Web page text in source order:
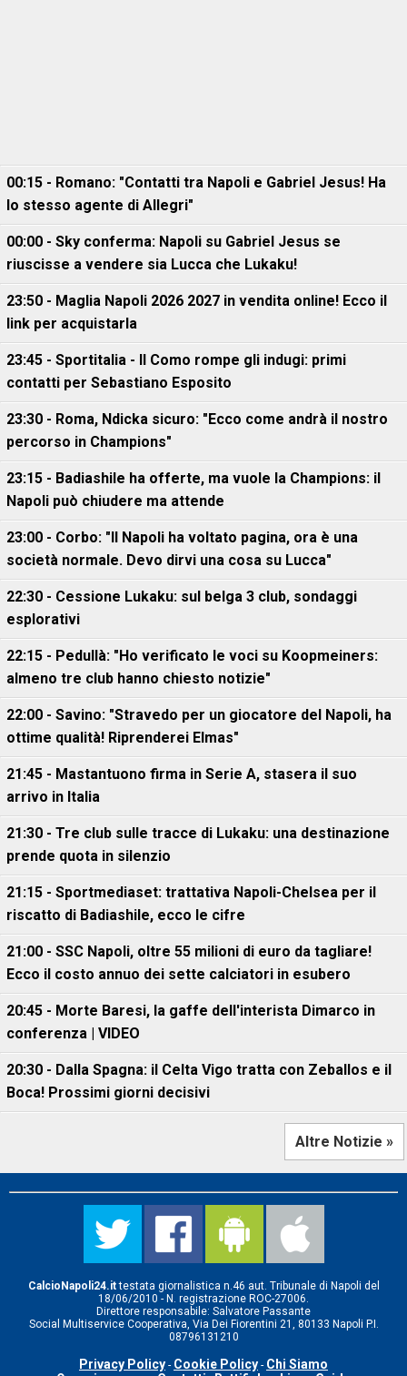
00:15 - Romano: "Contatti tra Napoli e Gabriel Jesus! Ha
lo stesso agente di Allegri"
00:00 - Sky conferma: Napoli su Gabriel Jesus se
riuscisse a vendere sia Lucca che Lukaku!
23:50 - Maglia Napoli 2026 2027 in vendita online! Ecco il
link per acquistarla
23:45 - Sportitalia - Il Como rompe gli indugi: primi
contatti per Sebastiano Esposito
23:30 - Roma, Ndicka sicuro: "Ecco come andrà il nostro
percorso in Champions"
23:15 - Badiashile ha offerte, ma vuole la Champions: il
Napoli può chiudere ma attende
23:00 - Corbo: "Il Napoli ha voltato pagina, ora è una
società normale. Devo dirvi una cosa su Lucca"
22:30 - Cessione Lukaku: sul belga 3 club, sondaggi
esplorativi
22:15 - Pedullà: "Ho verificato le voci su Koopmeiners:
almeno tre club hanno chiesto notizie"
22:00 - Savino: "Stravedo per un giocatore del Napoli, ha
ottime qualità! Riprenderei Elmas"
21:45 - Mastantuono firma in Serie A, stasera il suo
arrivo in Italia
21:30 - Tre club sulle tracce di Lukaku: una destinazione
prende quota in silenzio
21:15 - Sportmediaset: trattativa Napoli-Chelsea per il
riscatto di Badiashile, ecco le cifre
21:00 - SSC Napoli, oltre 55 milioni di euro da tagliare!
Ecco il costo annuo dei sette calciatori in esubero
20:45 - Morte Baresi, la gaffe dell'interista Dimarco in
conferenza | VIDEO
20:30 - Dalla Spagna: il Celta Vigo tratta con Zeballos e il
Boca! Prossimi giorni decisivi
Altre Notizie »
CalcioNapoli24.ittestata giornalistica n.46 aut. Tribunale di Napoli del
18/06/2010 - N. registrazione ROC-27006.
Direttore responsabile: Salvatore Passante
Social Multiservice Cooperativa, Via Dei Fiorentini 21, 80133 Napoli P.I.
08796131210
Privacy Policy - Cookie Policy - Chi Siamo